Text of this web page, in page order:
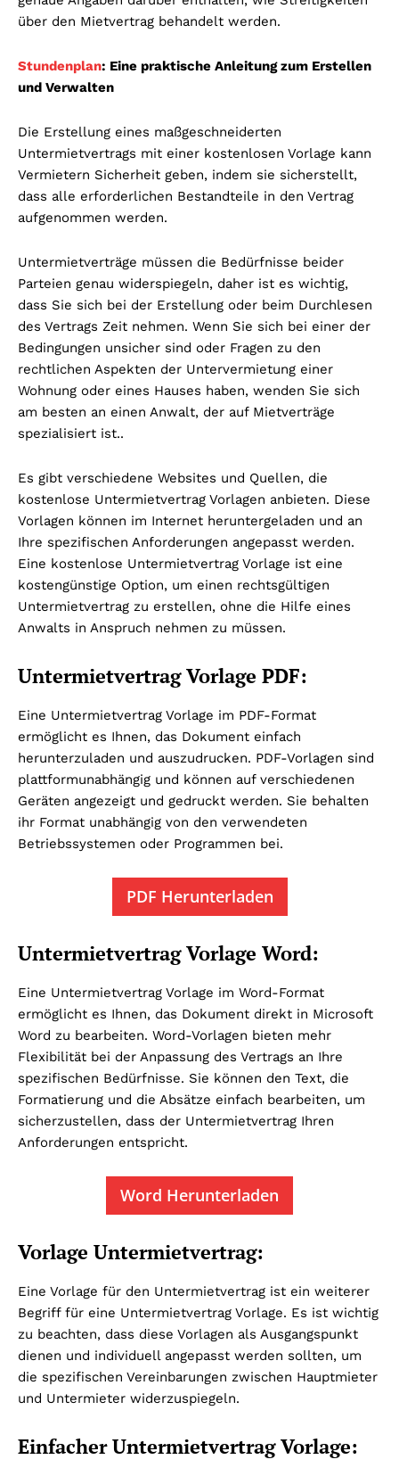
über den Mietvertrag behandelt werden.
Stundenplan: Eine praktische Anleitung zum Erstellen
und Verwalten
Die Erstellung eines maßgeschneiderten
Untermietvertrags mit einer kostenlosen Vorlage kann
Vermietern Sicherheit geben, indem sie sicherstellt,
dass alle erforderlichen Bestandteile in den Vertrag
aufgenommen werden.
Untermietverträge müssen die Bedürfnisse beider
Parteien genau widerspiegeln, daher ist es wichtig,
dass Sie sich bei der Erstellung oder beim Durchlesen
des Vertrags Zeit nehmen. Wenn Sie sich bei einer der
Bedingungen unsicher sind oder Fragen zu den
rechtlichen Aspekten der Untervermietung einer
Wohnung oder eines Hauses haben, wenden Sie sich
am besten an einen Anwalt, der auf Mietverträge
spezialisiert ist..
Es gibt verschiedene Websites und Quellen, die
kostenlose Untermietvertrag Vorlagen anbieten. Diese
Vorlagen können im Internet heruntergeladen und an
Ihre spezifischen Anforderungen angepasst werden.
Eine kostenlose Untermietvertrag Vorlage ist eine
kostengünstige Option, um einen rechtsgültigen
Untermietvertrag zu erstellen, ohne die Hilfe eines
Anwalts in Anspruch nehmen zu müssen.
Untermietvertrag Vorlage PDF:
Eine Untermietvertrag Vorlage im PDF-Format
ermöglicht es Ihnen, das Dokument einfach
herunterzuladen und auszudrucken. PDF-Vorlagen sind
plattformunabhängig und können auf verschiedenen
Geräten angezeigt und gedruckt werden. Sie behalten
ihr Format unabhängig von den verwendeten
Betriebssystemen oder Programmen bei.
PDF Herunterladen
Untermietvertrag Vorlage Word:
Eine Untermietvertrag Vorlage im Word-Format
ermöglicht es Ihnen, das Dokument direkt in Microsoft
Word zu bearbeiten. Word-Vorlagen bieten mehr
Flexibilität bei der Anpassung des Vertrags an Ihre
spezifischen Bedürfnisse. Sie können den Text, die
Formatierung und die Absätze einfach bearbeiten, um
sicherzustellen, dass der Untermietvertrag Ihren
Anforderungen entspricht.
Word Herunterladen
Vorlage Untermietvertrag:
Eine Vorlage für den Untermietvertrag ist ein weiterer
Begriff für eine Untermietvertrag Vorlage. Es ist wichtig
zu beachten, dass diese Vorlagen als Ausgangspunkt
dienen und individuell angepasst werden sollten, um
die spezifischen Vereinbarungen zwischen Hauptmieter
und Untermieter widerzuspiegeln.
Einfacher Untermietvertrag Vorlage: